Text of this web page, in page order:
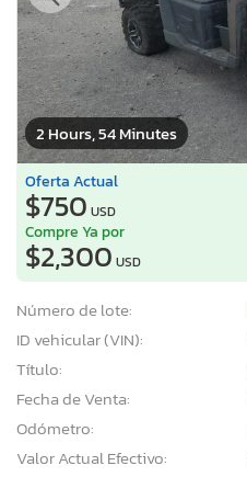
2 Hours, 54 Minutes
Oferta Actual
$750 USD
Compre Ya por
$2,300 USD
Número de lote:
ID vehicular (VIN):
Título:
Fecha de Venta:
Odómetro:
Valor Actual Efectivo: